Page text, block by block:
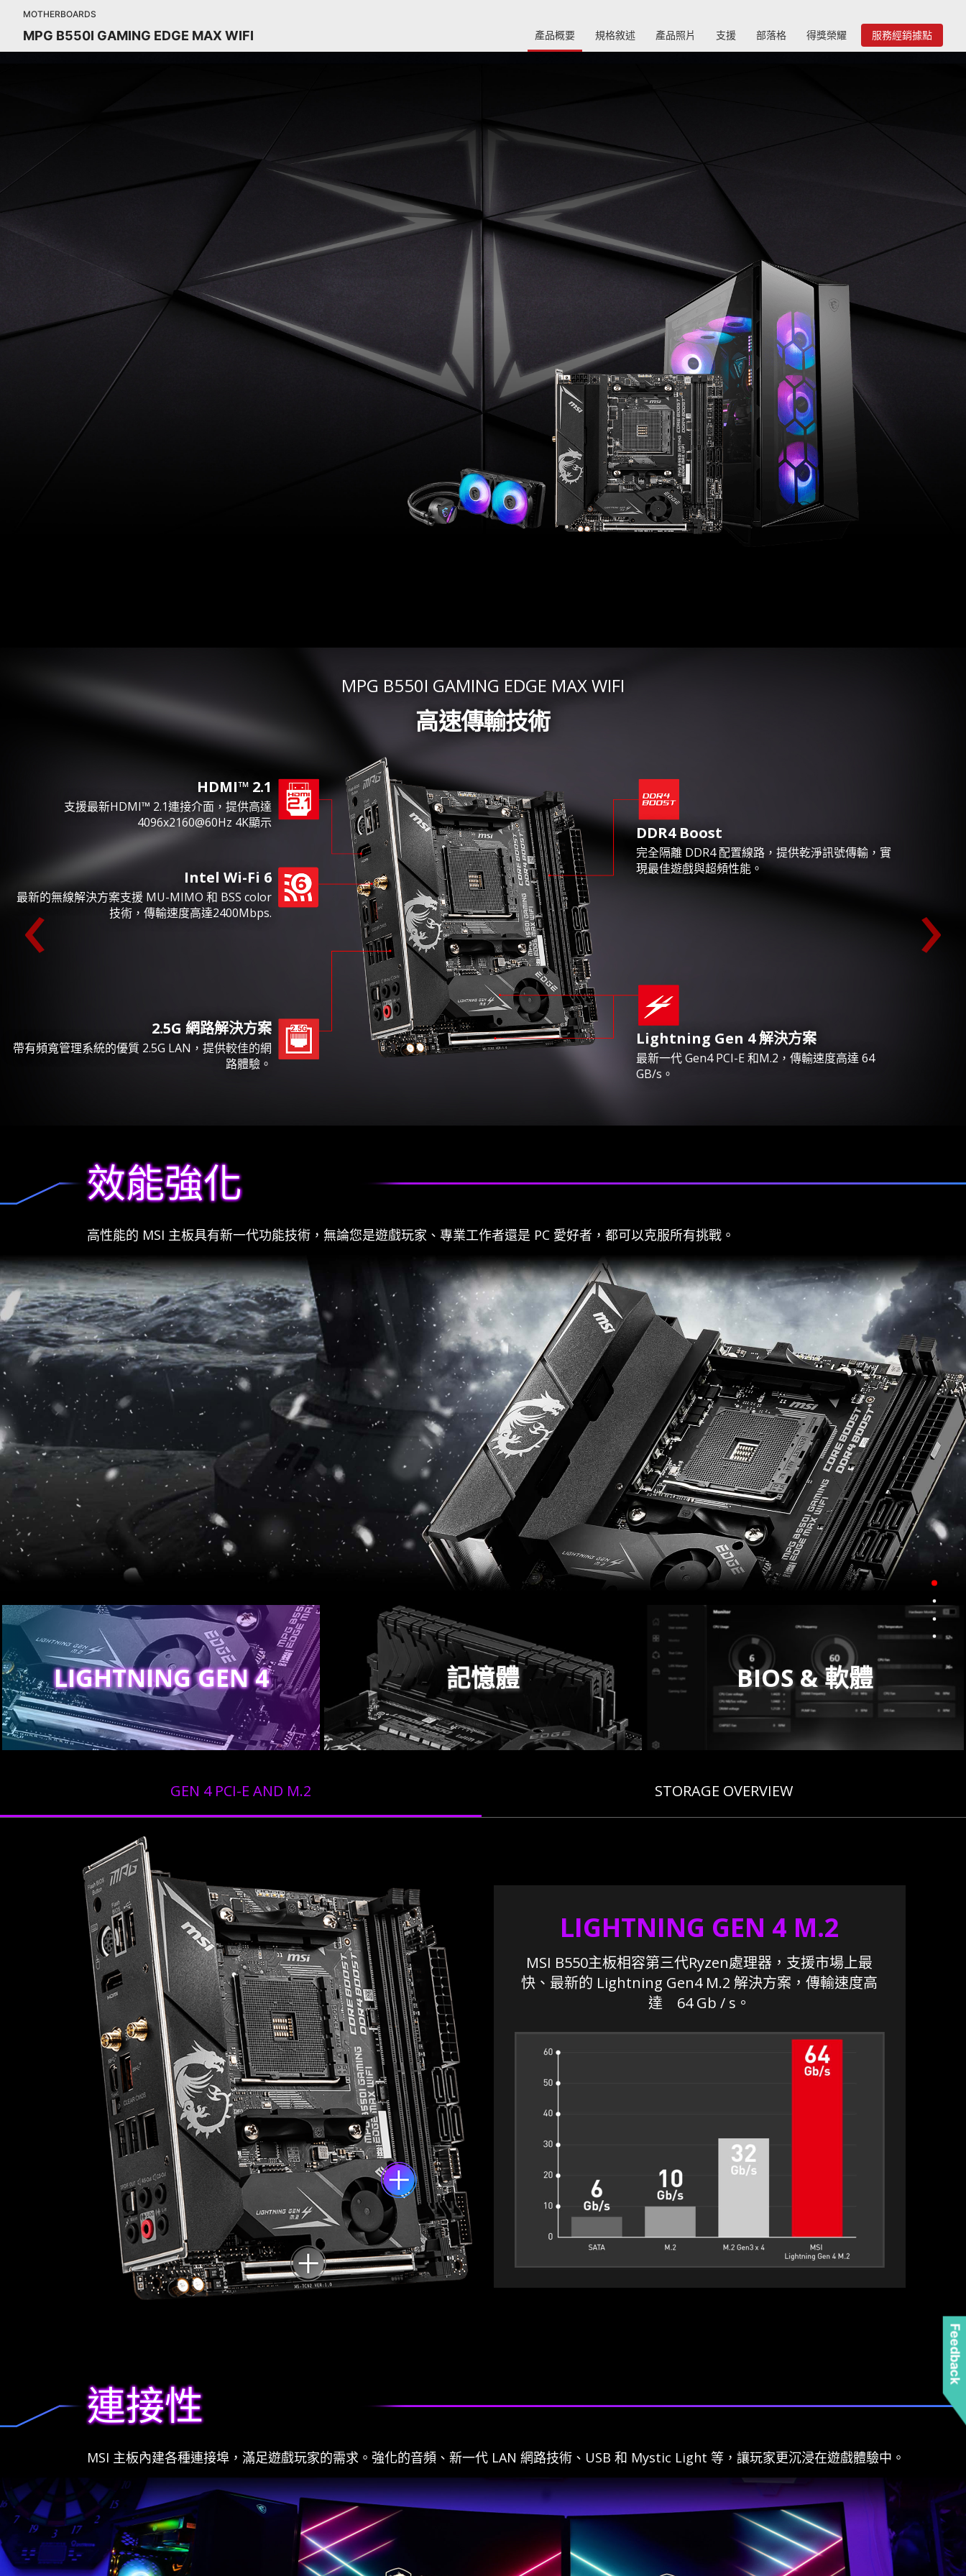
MOTHERBOARDS
MPG B550I GAMING EDGE MAX WIFI 產品概要 規格敘述 產品照片 支援 部落格 得獎榮耀 服務經銷據點
MPG B550I GAMING EDGE MAX WIFI
高速傳輸技術
HDMI™ 2.1
支援最新HDMI™ 2.1連接介面，提供高達
4096x2160@60Hz 4K顯示
Intel Wi-Fi 6
最新的無線解決方案支援 MU-MIMO 和 BSS color
技術，傳輸速度高達2400Mbps.
2.5G 網路解決方案
帶有頻寬管理系統的優質 2.5G LAN，提供較佳的網
路體驗。
DDR4 Boost
完全隔離 DDR4 配置線路，提供乾淨訊號傳輸，實
現最佳遊戲與超頻性能。
Lightning Gen 4 解決方案
最新一代 Gen4 PCI-E 和M.2，傳輸速度高達 64
GB/s。
‹ ›
效能強化
高性能的 MSI 主板具有新一代功能技術，無論您是遊戲玩家、專業工作者還是 PC 愛好者，都可以克服所有挑戰。
LIGHTNING GEN 4 記憶體 BIOS & 軟體
GEN 4 PCI-E AND M.2 STORAGE OVERVIEW
LIGHTNING GEN 4 M.2
MSI B550主板相容第三代Ryzen處理器，支援市場上最
快、最新的 Lightning Gen4 M.2 解決方案，傳輸速度高
達 64 Gb / s。
連接性
MSI 主板內建各種連接埠，滿足遊戲玩家的需求。強化的音頻、新一代 LAN 網路技術、USB 和 Mystic Light 等，讓玩家更沉浸在遊戲體驗中。
Feedback